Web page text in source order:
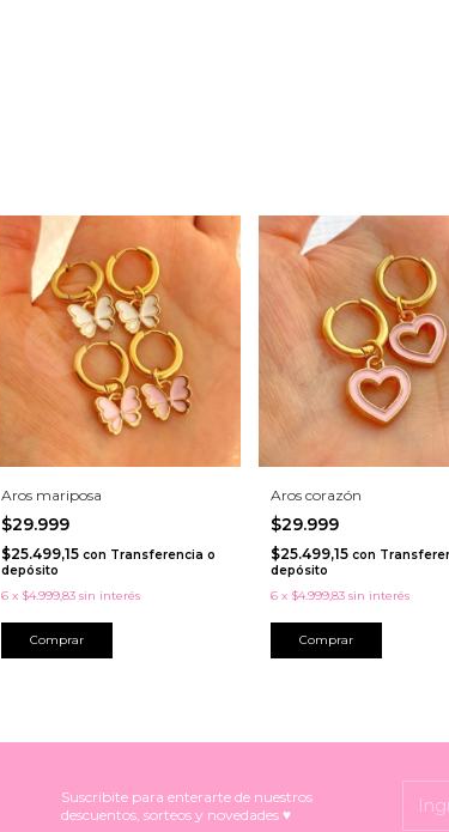
Aros mariposa
$29.999
$25.499,15 con Transferencia o
depósito
6 x $4.999,83 sin interés
Comprar
Aros corazón
$29.999
$25.499,15 con
depósito
6 x $4.999,83 sin interés
Suscribite para enterarte de nuestros
descuentos, sorteos y novedades ♥